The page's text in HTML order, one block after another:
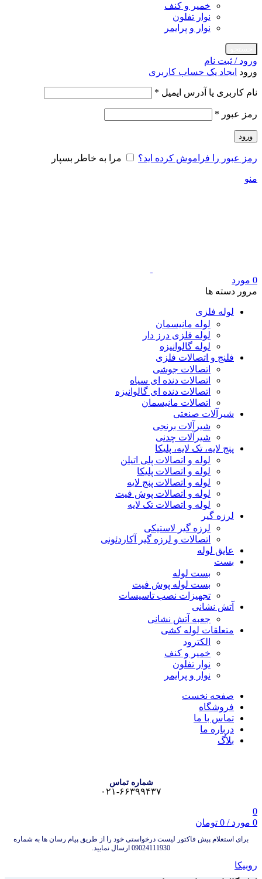
خمیر و کنف
نوار تفلون
نوار و پرایمر
ورود / ثبت نام
ورود ایجاد یک حساب کاربری
نام کاربری یا آدرس ایمیل *
رمز عبور *
ورود
رمز عبور را فراموش کرده اید؟ مرا به خاطر بسپار
منو
0 مورد
مرور دسته ها
لوله فلزی
لوله مانیسمان
لوله فلزی درز دار
لوله گالوانیزه
فلنج و اتصالات فلزی
اتصالات جوشی
اتصالات دنده ای سیاه
اتصالات دنده ای گالوانیزه
اتصالات مانیسمان
شیرآلات صنعتی
شیرآلات برنجی
شیرآلات چدنی
پنج لایه، تک لایه، پلیکا
لوله و اتصالات پلی اتیلن
لوله و اتصالات پلیکا
لوله و اتصالات پنج لایه
لوله و اتصالات پوش فیت
لوله و اتصالات تک لایه
لرزه گیر
لرزه گیر لاستیکی
اتصالات و لرزه گیر آکاردئونی
عایق لوله
بست
بست لوله
بست لوله پوش فیت
تجهیزات نصب تاسیسات
آتش نشانی
جعبه آتش نشانی
متعلقات لوله کشی
الکترود
خمیر و کنف
نوار تفلون
نوار و پرایمر
صفحه نخست
فروشگاه
تماس با ما
درباره ما
بلاگ
شماره تماس
۰۲۱-۶۶۳۹۹۴۳۷
0
0 مورد /
0 تومان
برای استعلام پیش فاکتور لیست درخواستی خود را از طریق پیام رسان ها به شماره
09024111930 ارسال نمایید.
روبیکا